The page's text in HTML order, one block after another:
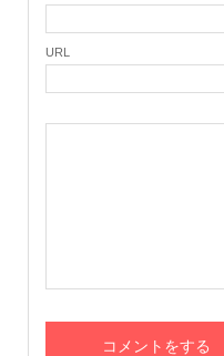
URL